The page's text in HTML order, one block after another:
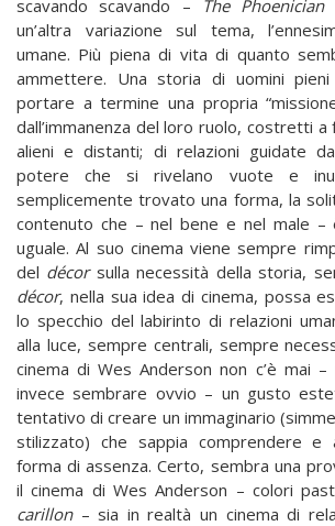
scavando scavando –
The Phoenician
un’altra variazione sul tema,
umane. Più piena di vita di quanto
ammettere. Una storia di uomini
portare a termine una propria
dall’immanenza del loro ruolo, costretti
alieni e distanti; di relazioni guidate
potere che si rivelano vuote e
semplicemente trovato una forma, la
contenuto che – nel bene e nel male –
uguale. Al suo cinema viene sempre
del décorsulla necessità della storia,
décor, nella sua idea di cinema, possa
lo specchio del labirinto di relazioni
alla luce, sempre centrali, sempre
cinema di Wes Anderson non c’è mai
invece sembrare ovvio – un gusto
tentativo di creare un immaginario
stilizzato) che sappia comprendere e
forma di assenza. Certo, sembra una
il cinema di Wes Anderson – colori
carillon– sia in realtà un cinema di